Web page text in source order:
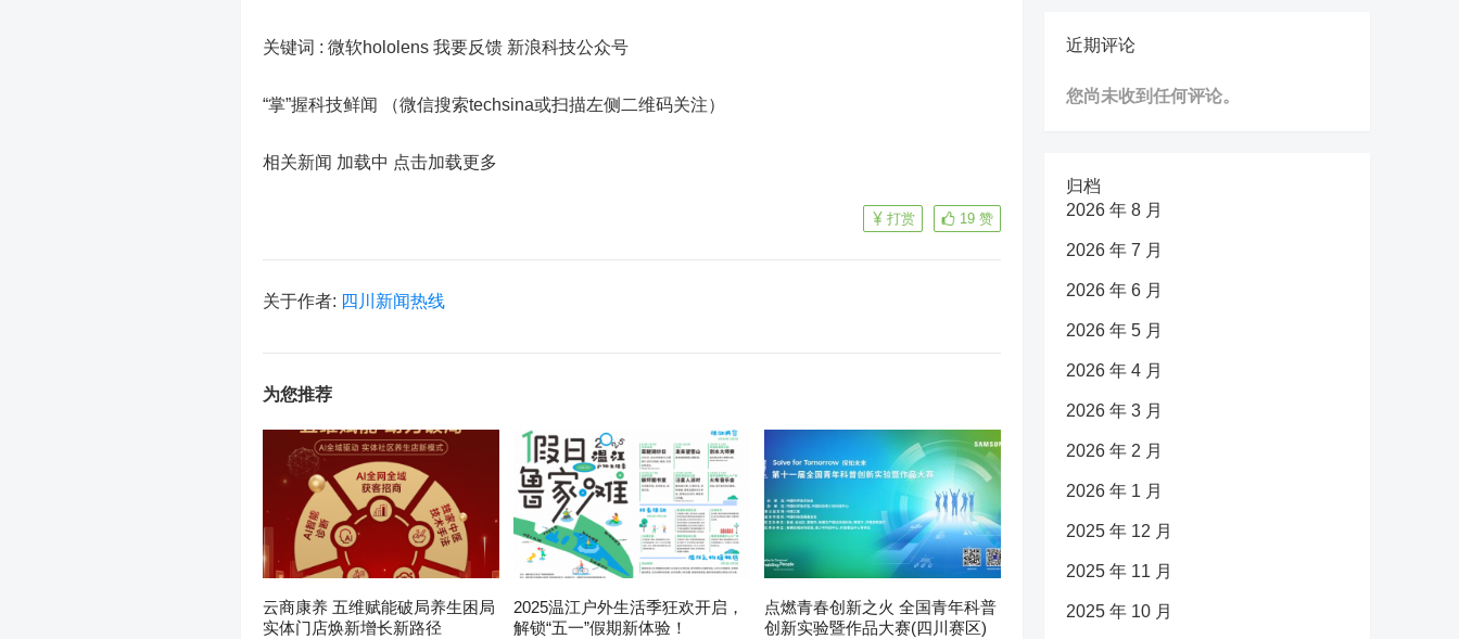
关键词 : 微软hololens 我要反馈 新浪科技公众号
“掌”握科技鲜闻 （微信搜索techsina或扫描左侧二维码关注）
相关新闻 加载中 点击加载更多
19 赞
打赏
关于作者: 四川新闻热线
为您推荐
云商康养 五维赋能破局养生困局
实体门店焕新增长新路径
2025温江户外生活季狂欢开启，
解锁“五一”假期新体验！
点燃青春创新之火 全国青年科普
创新实验暨作品大赛(四川赛区)
近期评论
您尚未收到任何评论。
归档
2026 年 8 月
2026 年 7 月
2026 年 6 月
2026 年 5 月
2026 年 4 月
2026 年 3 月
2026 年 2 月
2026 年 1 月
2025 年 12 月
2025 年 11 月
2025 年 10 月